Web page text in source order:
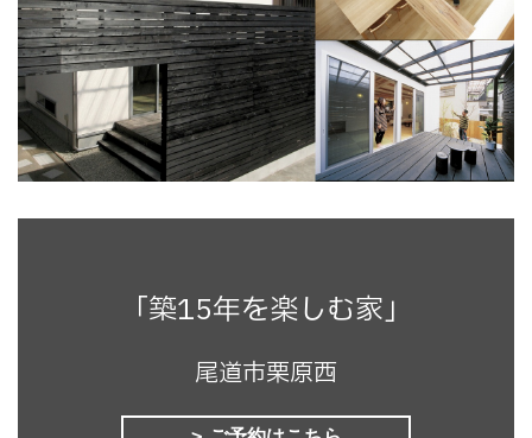
「築15年を楽しむ家」
尾道市栗原西